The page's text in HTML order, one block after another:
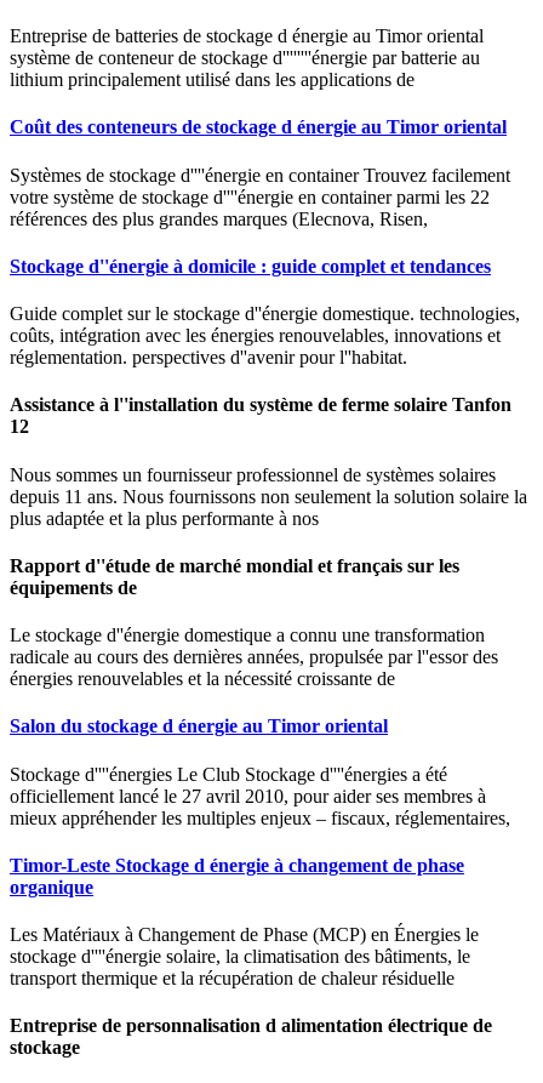
Entreprise de batteries de stockage d énergie au Timor oriental
système de conteneur de stockage d''''''''énergie par batterie au
lithium principalement utilisé dans les applications de
Coût des conteneurs de stockage d énergie au Timor oriental
Systèmes de stockage d''''énergie en container Trouvez facilement
votre système de stockage d''''énergie en container parmi les 22
références des plus grandes marques (Elecnova, Risen,
Stockage d''énergie à domicile : guide complet et tendances
Guide complet sur le stockage d''énergie domestique. technologies,
coûts, intégration avec les énergies renouvelables, innovations et
réglementation. perspectives d''avenir pour l''habitat.
Assistance à l''installation du système de ferme solaire Tanfon
12
Nous sommes un fournisseur professionnel de systèmes solaires
depuis 11 ans. Nous fournissons non seulement la solution solaire la
plus adaptée et la plus performante à nos
Rapport d''étude de marché mondial et français sur les
équipements de
Le stockage d''énergie domestique a connu une transformation
radicale au cours des dernières années, propulsée par l''essor des
énergies renouvelables et la nécessité croissante de
Salon du stockage d énergie au Timor oriental
Stockage d''''énergies Le Club Stockage d''''énergies a été
officiellement lancé le 27 avril 2010, pour aider ses membres à
mieux appréhender les multiples enjeux – fiscaux, réglementaires,
Timor-Leste Stockage d énergie à changement de phase
organique
Les Matériaux à Changement de Phase (MCP) en Énergies le
stockage d''''énergie solaire, la climatisation des bâtiments, le
transport thermique et la récupération de chaleur résiduelle
Entreprise de personnalisation d alimentation électrique de
stockage